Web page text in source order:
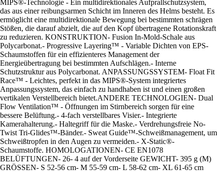
MIPS®-Technologie - Ein multidirektionales Aufprallschutzsystem,
das aus einer reibungsarmen Schicht im Inneren des Helms besteht. Es
ermöglicht eine multidirektionale Bewegung bei bestimmten schrägen
Stößen, die darauf abzielt, die auf den Kopf übertragene Rotationskraft
zu reduzieren. KONSTRUKTION- Fusion In-Mold-Schale aus
Polycarbonat.- Progressive Layering™ - Variable Dichten von EPS-
Schaumstoffen für ein effizienteres Management der
Energieübertragung bei bestimmten Aufschlägen.- Interne
Schutzstruktur aus Polycarbonat. ANPASSUNGSSYSTEM- Float Fit
Race™ - Leichtes, perfekt in das MIPS®-System integriertes
Anpassungssystem, das einfach zu handhaben ist und einen großen
vertikalen Verstellbereich bietet.ANDERE TECHNOLOGIEN- Dual
Flow Ventilation™ - Öffnungen im Stirnbereich sorgen für eine
bessere Belüftung.- 4-fach verstellbares Visier.- Integrierte
Kamerahalterung.- Haltegriff für die Maske.- Verdrehungsfreie No-
Twist Tri-Glides™-Bänder.- Sweat Guide™-Schweißmanagement, um
Schweißtropfen in den Augen zu vermeiden.- X-Static®-
Schaumstoffe. HOMOLOGATIONEN- CE EN1078
BELÜFTUNGEN- 26- 4 auf der Vorderseite GEWICHT- 395 g (M)
GRÖSSEN- S 52-56 cm- M 55-59 cm- L 58-62 cm- XL 61-65 cm